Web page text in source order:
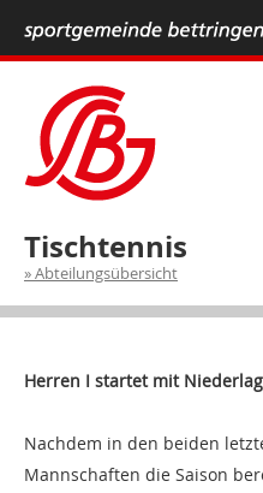
Tischtennis
Abteilungsübersicht
Herren I startet mit
Nachdem in den beiden
Mannschaften die Saison